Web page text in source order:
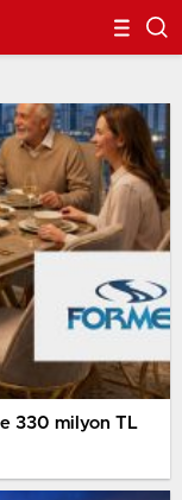
330 milyon TL